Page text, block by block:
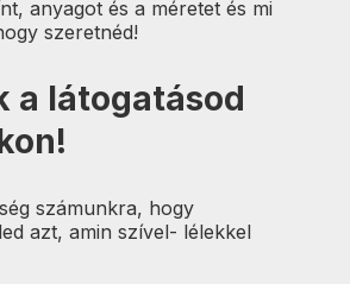
anyagot és a méretet és mi
szeretnéd!
a látogatásod
számunkra, hogy
azt, amin szível- lélekkel